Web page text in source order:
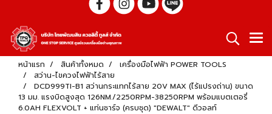
หน้าแรก สินค้าทั้งหมด
เครื่องมือไฟฟ้า POWER TOOLS
สว่าน-ไขควงไฟฟ้าไร้สาย
DCD999TI-B1 สว่านกระแทกไร้สาย 20V MAX (ไร้แปรงถ่าน) ขนาด
13 มม. แรงบิดสูงสุด 126NM./2250RPM-38250RPM พร้อมแบตเตอรี่
6.0AH FLEXVOLT + แท่นชาร์จ (ครบชุด) "DEWALT" ดีวอลท์